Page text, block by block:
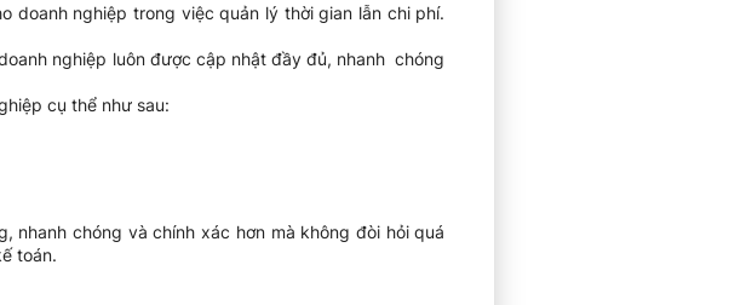
doanh nghiệp trong việc quản lý thời gian lẫn chi phí.
nghiệp luôn được cập nhật đầy đủ, nhanh chóng
cụ thể như sau:
nhanh chóng và chính xác hơn mà không đòi hỏi quá
toán.